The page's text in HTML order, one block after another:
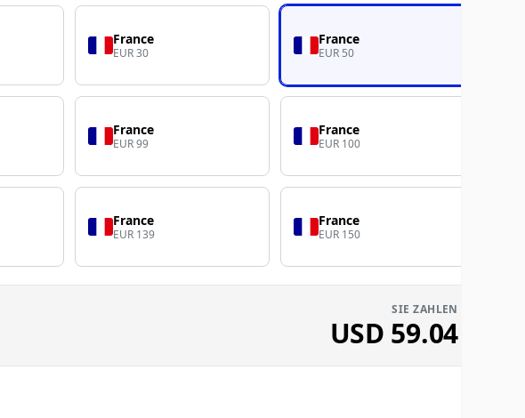
France
EUR 30
France
EUR 50
France
EUR 99
France
EUR 100
France
EUR 139
France
EUR 150
SIE ZAHLEN
USD 59.04